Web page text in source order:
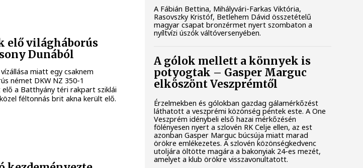
elő világháborús
Dunából
miatt egy csaknem
német DKW NZ 350-1
a Batthyány téri rakpart sziklái
féltonnás brit akna került elő.
A Fábián Bettina, Mihályvári-Farkas Viktória,
Rasovszky Kristóf, Betlehem Dávid összetételű
magyar csapat bronzérmet nyert szombaton a
nyíltvízi úszók váltóversenyében.
A gólok mellett a könnyek is
potyogtak – Gasper Marguc
elköszönt Veszprémtől
Érzelmekben és gólokban gazdag gálamérkőzést
láthatott a veszprémi közönség péntek este. A One
Veszprém idénybeli első hazai mérkőzésén
fölényesen nyert a szlovén RK Celje ellen, az est
azonban Gasper Marguc búcsúja miatt marad
örökre emlékezetes. A szlovén közönségkedvenc
utoljára öltötte magára a bakonyiak 24-es mezét,
amelyet a klub örökre visszavonultatott.